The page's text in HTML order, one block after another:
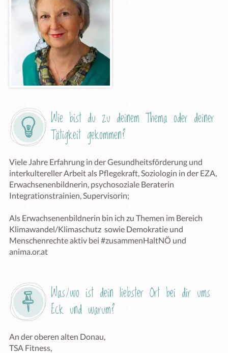
Wie bist du zu deinem Thema oder deiner
Tätigkeit gekommen?
Viele Jahre Erfahrung in der Gesundheitsförderung und
interkultereller Arbeit als Pflegekraft, Soziologin in der EZA,
Erwachsenenbildnerin, psychosoziale Beraterin
Integrationstrainien, Supervisorin;
Als Erwachsenenbildnerin bin ich zu Themen im Bereich
Klimawandel/Klimaschutz  sowie Demokratie und
Menschenrechte aktiv bei #zusammenHaltNÖ und
anima.or.at
Was/wo ist dein liebster Ort bei dir ums
Eck und warum?
An der oberen alten Donau,
TSA Fitness,